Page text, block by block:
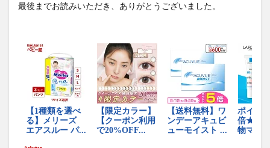
最後までお読みいただき、ありがとうございました。